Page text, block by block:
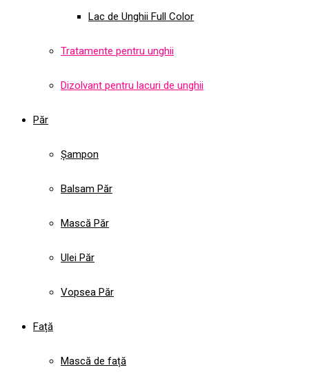
Lac de Unghii Full Color
Tratamente pentru unghii
Dizolvant pentru lacuri de unghii
Păr
Șampon
Balsam Păr
Mască Păr
Ulei Păr
Vopsea Păr
Față
Mască de față